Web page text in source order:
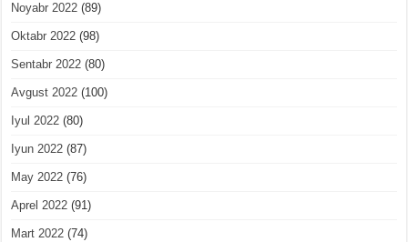
Noyabr 2022 (89)
Oktabr 2022 (98)
Sentabr 2022 (80)
Avgust 2022 (100)
Iyul 2022 (80)
Iyun 2022 (87)
May 2022 (76)
Aprel 2022 (91)
Mart 2022 (74)